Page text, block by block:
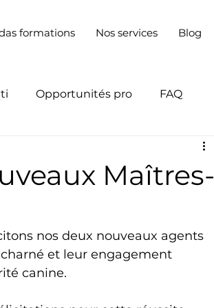
formations Nos services Blog
Opportunités pro FAQ
Maîtres-
nos deux nouveaux agents
et leur engagement
canine.